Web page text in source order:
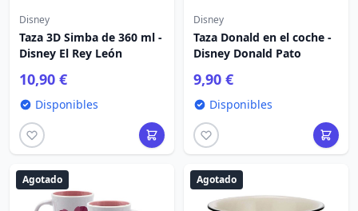
Disney
Taza 3D Simba de 360 ​​ml -
Disney El Rey León
10,90 €
Disponibles
Disney
Taza Donald en el coche -
Disney Donald Pato
9,90 €
Disponibles
Agotado Agotado